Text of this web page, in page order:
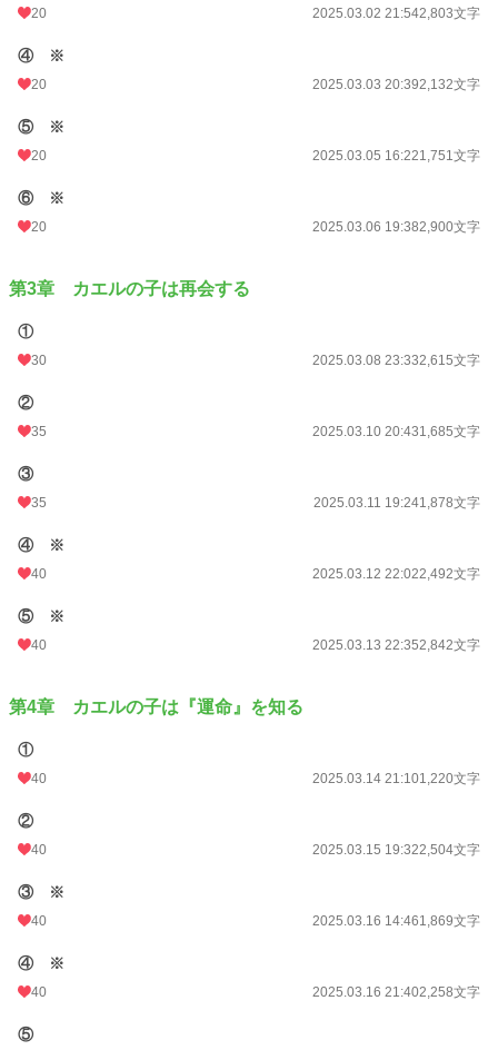
20 2025.03.02 21:542,803文字
④ ※
20 2025.03.03 20:392,132文字
⑤ ※
20 2025.03.05 16:221,751文字
⑥ ※
20 2025.03.06 19:382,900文字
第3章 カエルの子は再会する
①
30 2025.03.08 23:332,615文字
②
35 2025.03.10 20:431,685文字
③
35 2025.03.11 19:241,878文字
④ ※
40 2025.03.12 22:022,492文字
⑤ ※
40 2025.03.13 22:352,842文字
第4章 カエルの子は『運命』を知る
①
40 2025.03.14 21:101,220文字
②
40 2025.03.15 19:322,504文字
③ ※
40 2025.03.16 14:461,869文字
④ ※
40 2025.03.16 21:402,258文字
⑤